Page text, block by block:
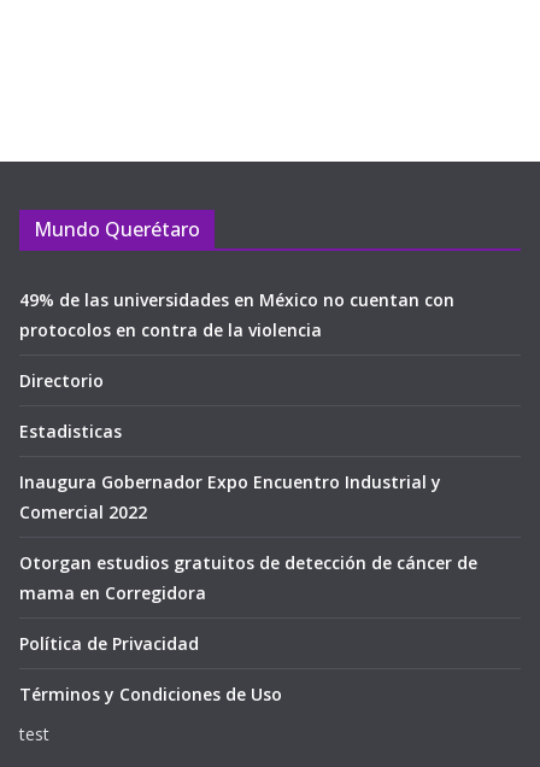
Mundo Querétaro
49% de las universidades en México no cuentan con
protocolos en contra de la violencia
Directorio
Estadisticas
Inaugura Gobernador Expo Encuentro Industrial y
Comercial 2022
Otorgan estudios gratuitos de detección de cáncer de
mama en Corregidora
Política de Privacidad
Términos y Condiciones de Uso
test